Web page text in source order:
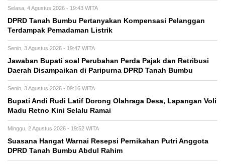
Selasa, 4 Agustus 2026 - 19:43 WITA
DPRD Tanah Bumbu Pertanyakan Kompensasi Pelanggan
Terdampak Pemadaman Listrik
Senin, 3 Agustus 2026 - 19:47 WITA
Jawaban Bupati soal Perubahan Perda Pajak dan Retribusi
Daerah Disampaikan di Paripurna DPRD Tanah Bumbu
Senin, 3 Agustus 2026 - 09:16 WITA
Bupati Andi Rudi Latif Dorong Olahraga Desa, Lapangan Voli
Madu Retno Kini Selalu Ramai
Minggu, 2 Agustus 2026 - 19:52 WITA
Suasana Hangat Warnai Resepsi Pernikahan Putri Anggota
DPRD Tanah Bumbu Abdul Rahim